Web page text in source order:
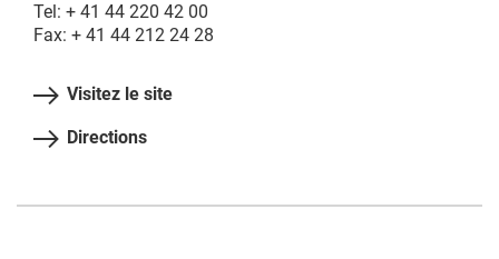
Tel: + 41 44 220 42 00
Fax: + 41 44 212 24 28
Visitez le site
Directions